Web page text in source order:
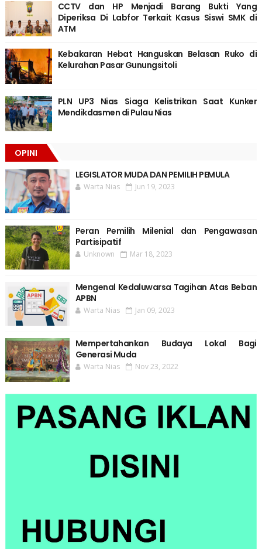
CCTV dan HP Menjadi Barang Bukti Yang
Diperiksa Di Labfor Terkait Kasus Siswi SMK di
ATM
Kebakaran Hebat Hanguskan Belasan Ruko di
Kelurahan Pasar Gunungsitoli
PLN UP3 Nias Siaga Kelistrikan Saat Kunker
Mendikdasmen di Pulau Nias
OPINI
LEGISLATOR MUDA DAN PEMILIH PEMULA
Warta Nias Jun 19, 2023
Peran Pemilih Milenial dan Pengawasan
Partisipatif
Unknown Mar 18, 2023
Mengenal Kedaluwarsa Tagihan Atas Beban
APBN
Warta Nias Jan 09, 2023
Mempertahankan Budaya Lokal Bagi
Generasi Muda
Warta Nias Nov 23, 2022